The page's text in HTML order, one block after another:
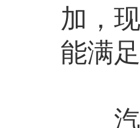
加，
能满
汽车